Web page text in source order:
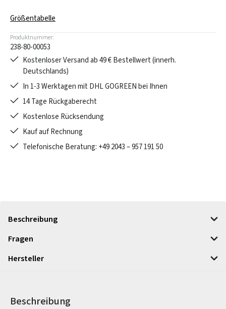
Größentabelle
Produktnummer:
238-80-00053
Kostenloser Versand ab 49 € Bestellwert (innerh.
Deutschlands)
In 1-3 Werktagen mit DHL GOGREEN bei Ihnen
14 Tage Rückgaberecht
Kostenlose Rücksendung
Kauf auf Rechnung
Telefonische Beratung: +49 2043 – 957 191 50
Beschreibung
Fragen
Hersteller
Beschreibung